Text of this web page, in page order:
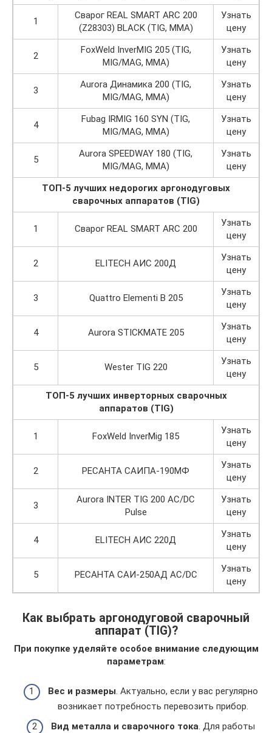
1
Сварог REAL SMART ARC 200
(Z28303) BLACK (TIG, MMA)
Узнать
цену
2
FoxWeld InverMIG 205 (TIG,
MIG/MAG, MMA)
Узнать
цену
3
Aurora Динамика 200 (TIG,
MIG/MAG, MMA)
Узнать
цену
4
Fubag IRMIG 160 SYN (TIG,
MIG/MAG, MMA)
Узнать
цену
5
Aurora SPEEDWAY 180 (TIG,
MIG/MAG, MMA)
Узнать
цену
ТОП-5 лучших недорогих аргонодуговых
сварочных аппаратов (TIG)
1 Сварог REAL SMART ARC 200
Узнать
цену
2 ELITECH АИС 200Д
Узнать
цену
3 Quattro Elementi B 205
Узнать
цену
4 Aurora STICKMATE 205
Узнать
цену
5 Wester TIG 220
Узнать
цену
ТОП-5 лучших инверторных сварочных
аппаратов (TIG)
1 FoxWeld InverMig 185
Узнать
цену
2 РЕСАНТА САИПА-190МФ
Узнать
цену
3
Aurora INTER TIG 200 AC/DC
Pulse
Узнать
цену
4 ELITECH АИС 220Д
Узнать
цену
5 РЕСАНТА САИ-250АД AC/DC
Узнать
цену
Как выбрать аргонодуговой сварочный
аппарат (TIG)?
При покупке уделяйте особое внимание следующим
параметрам:
Вес и размеры. Актуально, если у вас регулярно
возникает потребность перевозить прибор.
Вид металла и сварочного тока. Для работы